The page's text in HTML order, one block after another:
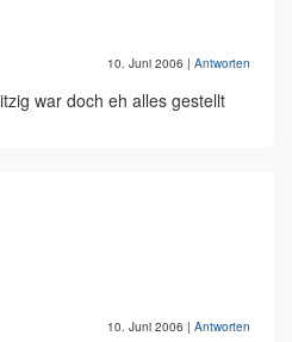
10. Juni 2006 | Antworten
war doch eh alles gestellt
10. Juni 2006 | Antworten